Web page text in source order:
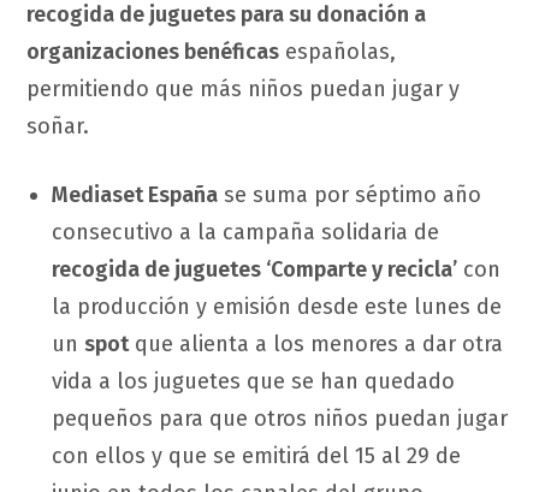
recogida de juguetes para su donación a
organizaciones benéficas españolas,
permitiendo que más niños puedan jugar y
soñar.
Mediaset España se suma por séptimo año
consecutivo a la campaña solidaria de
recogida de juguetes ‘Comparte y recicla’ con
la producción y emisión desde este lunes de
un spotque alienta a los menores a dar otra
vida a los juguetes que se han quedado
pequeños para que otros niños puedan jugar
con ellos y que se emitirá del 15 al 29 de